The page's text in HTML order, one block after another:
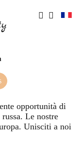
opportunità di
Le nostre
Unisciti a noi